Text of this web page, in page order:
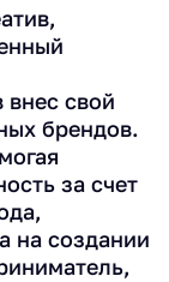
свой
брендов.
за счет
на создании